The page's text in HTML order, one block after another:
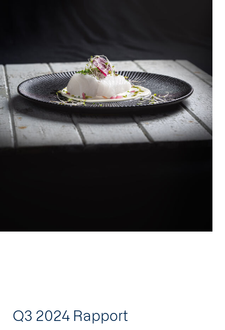
Q3 2024 Rapport